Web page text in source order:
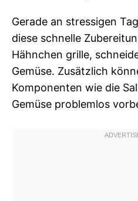
Gerade an stressigen
diese schnelle
Hähnchen grille,
Gemüse. Zusätzlich
Komponenten wie die
Gemüse problemlos